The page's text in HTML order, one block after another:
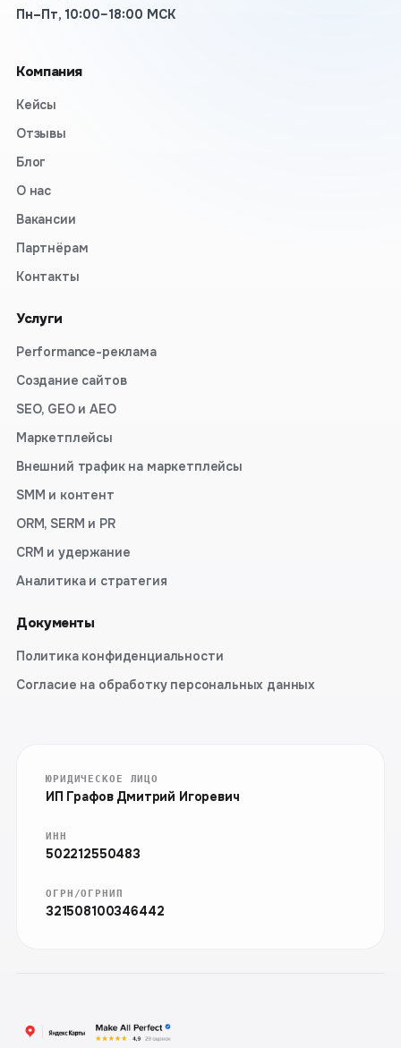
Пн–Пт, 10:00–18:00 МСК
Компания
Кейсы
Отзывы
Блог
О нас
Вакансии
Партнёрам
Контакты
Услуги
Performance-реклама
Создание сайтов
SEO, GEO и AEO
Маркетплейсы
Внешний трафик на маркетплейсы
SMM и контент
ORM, SERM и PR
CRM и удержание
Аналитика и стратегия
Документы
Политика конфиденциальности
Согласие на обработку персональных данных
ЮРИДИЧЕСКОЕ ЛИЦО
ИП Графов Дмитрий Игоревич
ИНН
502212550483
ОГРН/ОГРНИП
321508100346442